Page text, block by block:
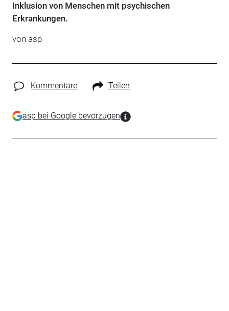
Inklusion von Menschen mit psychischen
Erkrankungen.
von asp
Kommentare Teilen
asp bei Google bevorzugen